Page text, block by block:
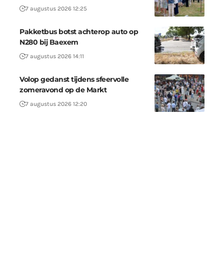
7 augustus 2026 12:25
Pakketbus botst achterop auto op
N280 bij Baexem
7 augustus 2026 14:11
Volop gedanst tijdens sfeervolle
zomeravond op de Markt
7 augustus 2026 12:20